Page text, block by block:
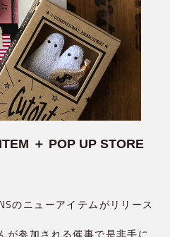
＋ POP UP STORE
のニューアイテムがリリース
が参加される催事で是非手に